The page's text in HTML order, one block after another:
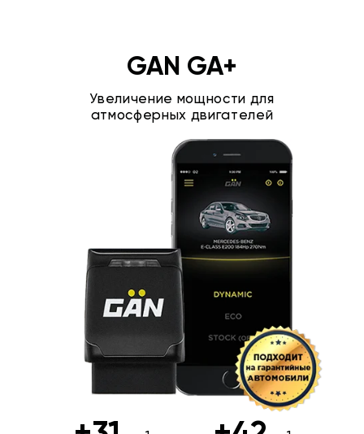
GAN GA+
Увеличение мощности для
атмосферных двигателей